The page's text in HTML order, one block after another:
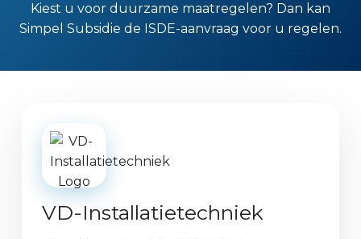
Kiest u voor duurzame maatregelen? Dan kan
Simpel Subsidie de ISDE-aanvraag voor u regelen.
VD-Installatietechniek